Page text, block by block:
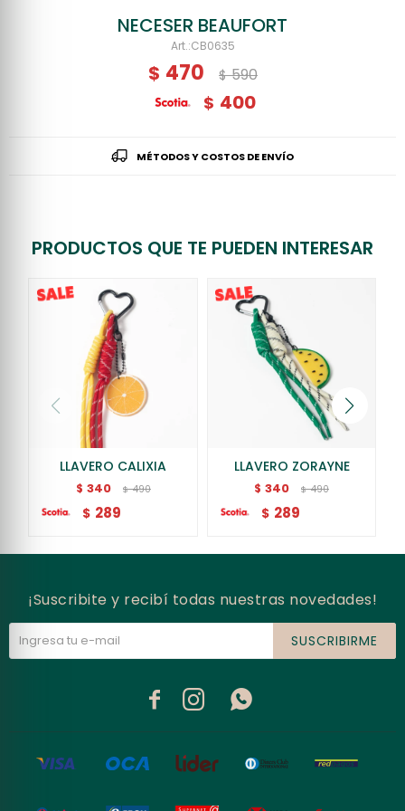
NECESER BEAUFORT
CB0635
$ 470 $ 590
$ 400
MÉTODOS Y COSTOS DE ENVÍO
PRODUCTOS QUE TE PUEDEN INTERESAR
LLAVERO CALIXIA
$ 340 $ 490
$ 289
LLAVERO ZORAYNE
$ 340 $ 490
$ 289
¡Suscribite y recibí todas nuestras novedades!
SUSCRIBIRME
  